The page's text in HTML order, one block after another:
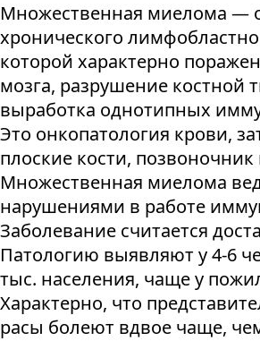
данных."
Отправить
Множественная миелома —
хронического
которой характерно
мозга, разрушение костной
выработка однотипных
Это онкопатология крови,
плоские кости, позвоночник
Множественная миелома
нарушениями в работе
Заболевание считается
Патологию выявляют у 4-6
тыс. населения, чаще у
Характерно, что
расы болеют вдвое чаще,